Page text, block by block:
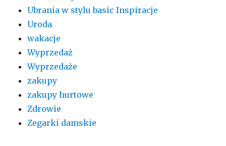
Ubrania w stylu basic Inspiracje
Uroda
wakacje
Wyprzedaż
Wyprzedaże
zakupy
zakupy hurtowe
Zdrowie
Zegarki damskie